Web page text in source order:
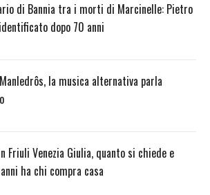
di Bannia tra i morti di Marcinelle: Pietro
dopo 70 anni
la musica alternativa parla
Friuli Venezia Giulia, quanto si chiede e
ha chi compra casa